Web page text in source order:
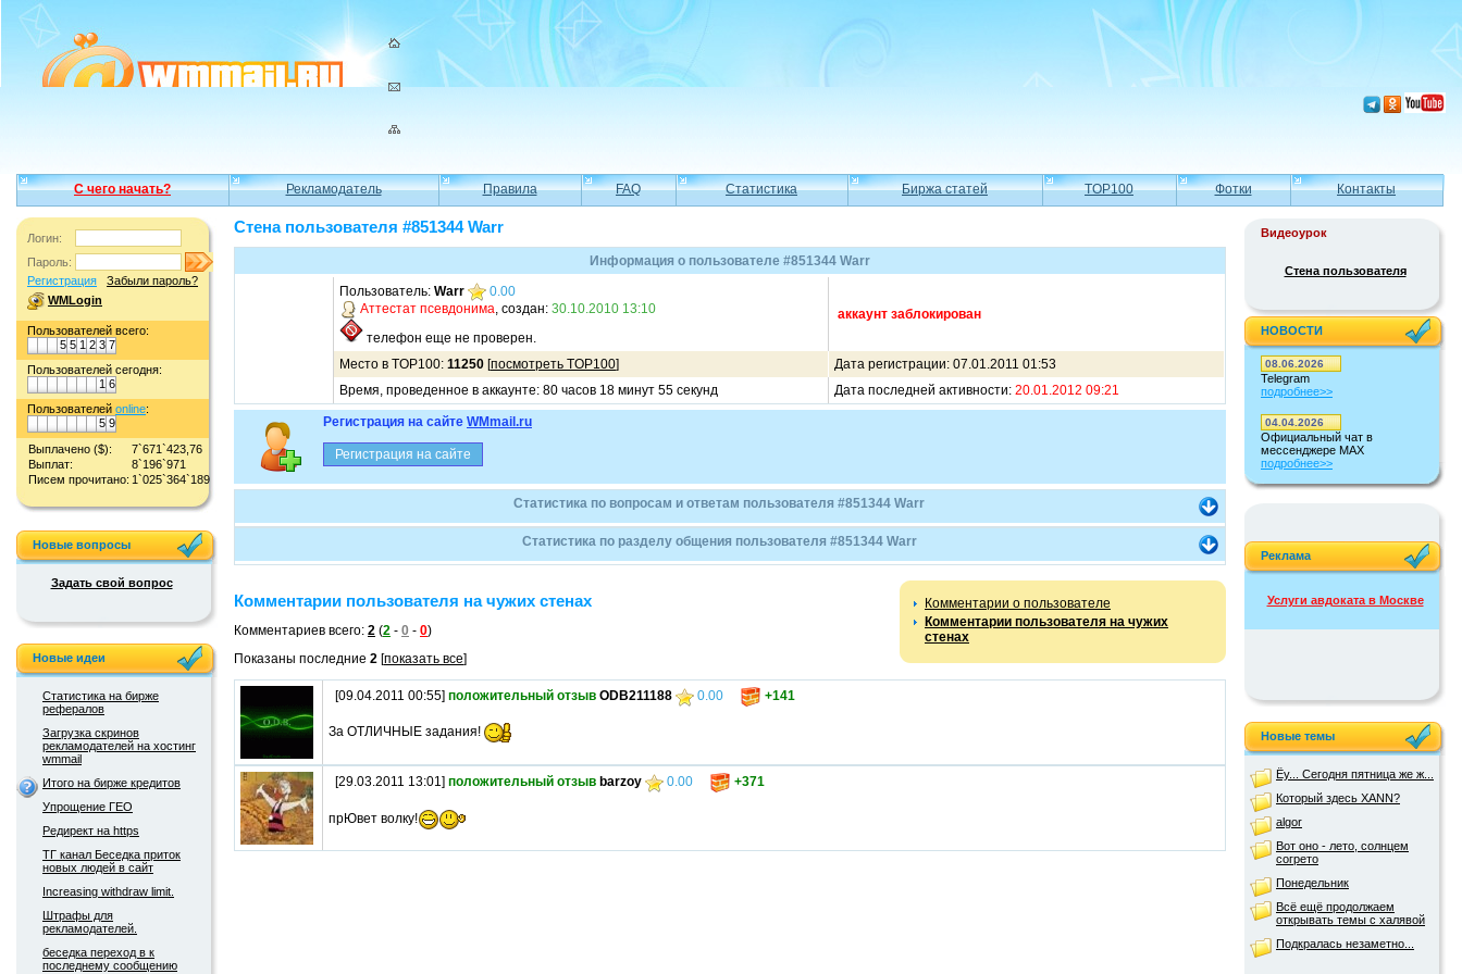
С чего начать? Рекламодатель Правила FAQ Статистика Биржа статей TOP100 Фотки Контакты
Логин:
Пароль:
Регистрация
Забыли пароль?
WMLogin
Пользователей всего:
5 5 1 2 3 7
Пользователей сегодня:
1 6
Пользователей online:
5 9
Выплачено ($):
7`671`423,76
Выплат:
8`196`971
Писем прочитано: 1`025`364`189
Новые вопросы
Задать свой вопрос
Новые идеи
Статистика на бирже
рефералов
Загрузка скринов
рекламодателей на хостинг
wmmail
Итого на бирже кредитов
Упрощение ГЕО
Редирект на https
ТГ канал Беседка приток
новых людей в сайт
Increasing withdraw limit.
Штрафы для
рекламодателей.
беседка переход в к
последнему сообщению
Стена пользователя #851344 Warr
Информация о пользователе #851344 Warr
Пользователь: Warr
0.00
Аттестат псевдонима, создан: 30.10.2010 13:10
телефон еще не проверен.
аккаунт заблокирован
Место в TOP100: 11250 [посмотреть TOP100]
Дата регистрации: 07.01.2011 01:53
Время, проведенное в аккаунте: 80 часов 18 минут 55 секунд
Дата последней активности: 20.01.2012 09:21
Регистрация на сайте WMmail.ru
Статистика по вопросам и ответам пользователя #851344 Warr
Статистика по разделу общения пользователя #851344 Warr
Комментарии о пользователе
Комментарии пользователя на чужих
стенах
Комментарии пользователя на чужих стенах
Комментариев всего: 2 (2 - 0 - 0)
Показаны последние 2 [показать все]
[09.04.2011 00:55] положительный отзыв ODB211188 0.00 +141
За ОТЛИЧНЫЕ задания!
[29.03.2011 13:01] положительный отзыв barzoy 0.00 +371
прЮвет волку!
Видеоурок
Стена пользователя
НОВОСТИ
08.06.2026
Telegram
подробнее>>
04.04.2026
Официальный чат в
мессенджере MAX
подробнее>>
Реклама
Услуги авдоката в Москве
Новые темы
Ёу... Сегодня пятница же ж...
Который здесь XANN?
algor
Вот оно - лето, солнцем
согрето
Понедельник
Всё ещё продолжаем
открывать темы с халявой
Подкралась незаметно...